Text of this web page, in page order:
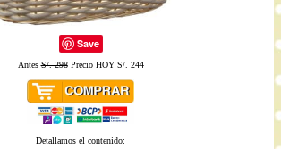
Save
AntesS/. 298Precio HOY S/. 244
Detallamos el contenido: